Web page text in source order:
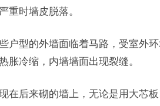
重时墙皮脱落。
户型的外墙面临着马路，受室外
胀冷缩，内墙墙面出现裂缝。
在后来砌的墙上，无论是用大芯